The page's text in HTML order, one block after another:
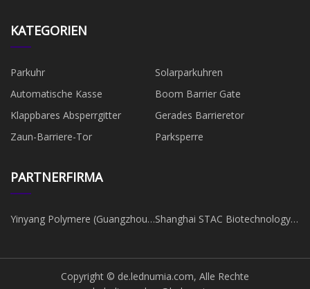
KATEGORIEN
Parkuhr
Solarparkuhren
Automatische Kasse
Boom Barrier Gate
Klappbares Absperrgitter
Gerades Barrieretor
Zaun-Barriere-Tor
Parksperre
PARTNERFIRMA
Yinyang Polymere (Guangzhou)
Shanghai STAC Biotechnology
Copyright © de.lednumia.com, Alle Rechte